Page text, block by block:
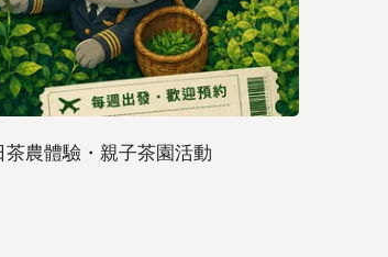
農體驗・親子茶園活動